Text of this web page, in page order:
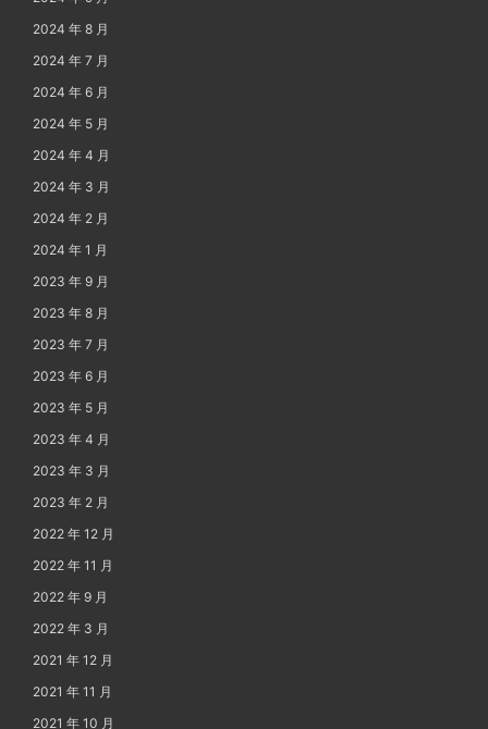
2024 年 8 月
2024 年 7 月
2024 年 6 月
2024 年 5 月
2024 年 4 月
2024 年 3 月
2024 年 2 月
2024 年 1 月
2023 年 9 月
2023 年 8 月
2023 年 7 月
2023 年 6 月
2023 年 5 月
2023 年 4 月
2023 年 3 月
2023 年 2 月
2022 年 12 月
2022 年 11 月
2022 年 9 月
2022 年 3 月
2021 年 12 月
2021 年 11 月
2021 年 10 月